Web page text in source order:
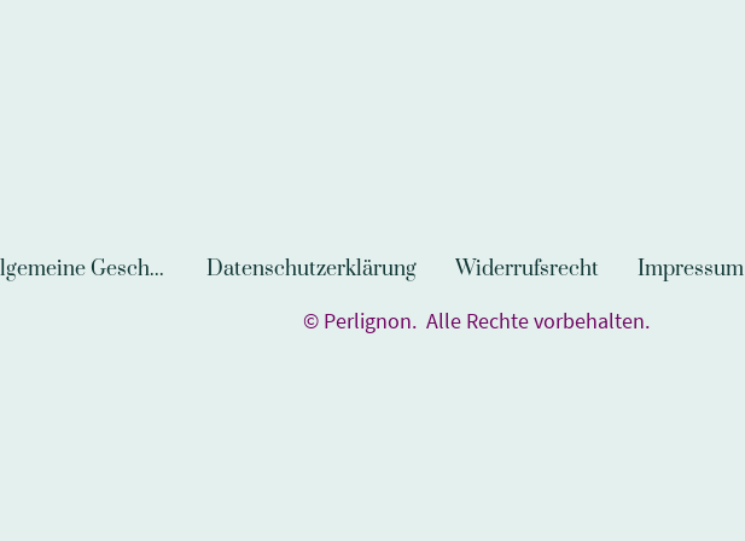
AGB/Allgemeine Geschäftsbedingungen Datenschutzerklärung Widerrufsrecht Impressum
© Perlignon. Alle Rechte vorbehalten.